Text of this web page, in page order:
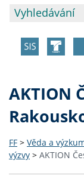
AKTION
FF > Věda a
výzvy > AKTION